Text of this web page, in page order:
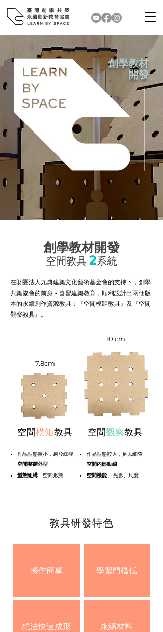
​創學教材
開發
創學教材開發
空間教具 2系統
在財團法人九典建築文化藝術基金會的支持下，創學
共築協會的前身 - 喜習建築教育，順利設計出兩個版
本的永續創作資源教具：『空間模距教具』及『空間
觀察教具』。
7.8cm
​空間模矩教具
作品型態較小，易於綜觀
空間整體外型
型態組構、空間形態
10 cm
​空間觀察教具
作品型態較大，足以細查
空間內部動線
空間機能
光影、尺度
教具研發特色
操作簡單
​想法快速成形
學習門檻低
永續材料